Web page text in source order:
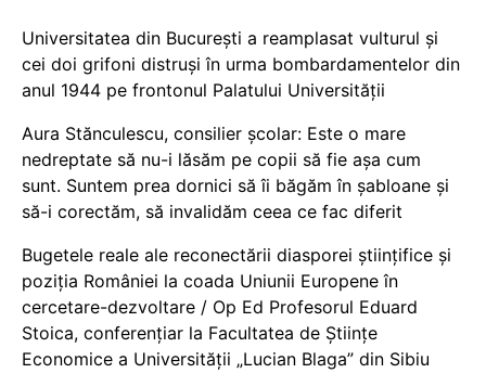
Universitatea din București a reamplasat vulturul și
cei doi grifoni distruși în urma bombardamentelor din
anul 1944 pe frontonul Palatului Universității
Aura Stănculescu, consilier școlar: Este o mare
nedreptate să nu-i lăsăm pe copii să fie așa cum
sunt. Suntem prea dornici să îi băgăm în șabloane și
să-i corectăm, să invalidăm ceea ce fac diferit
Bugetele reale ale reconectării diasporei științifice și
poziția României la coada Uniunii Europene în
cercetare-dezvoltare / Op Ed Profesorul Eduard
Stoica, conferențiar la Facultatea de Științe
Economice a Universității „Lucian Blaga” din Sibiu